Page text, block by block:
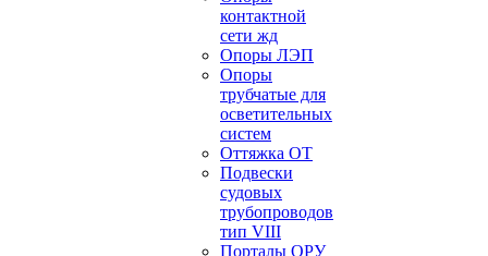
контактной
сети жд
Опоры ЛЭП
Опоры
трубчатые для
осветительных
систем
Оттяжка ОТ
Подвески
судовых
трубопроводов
тип VIII
Порталы ОРУ